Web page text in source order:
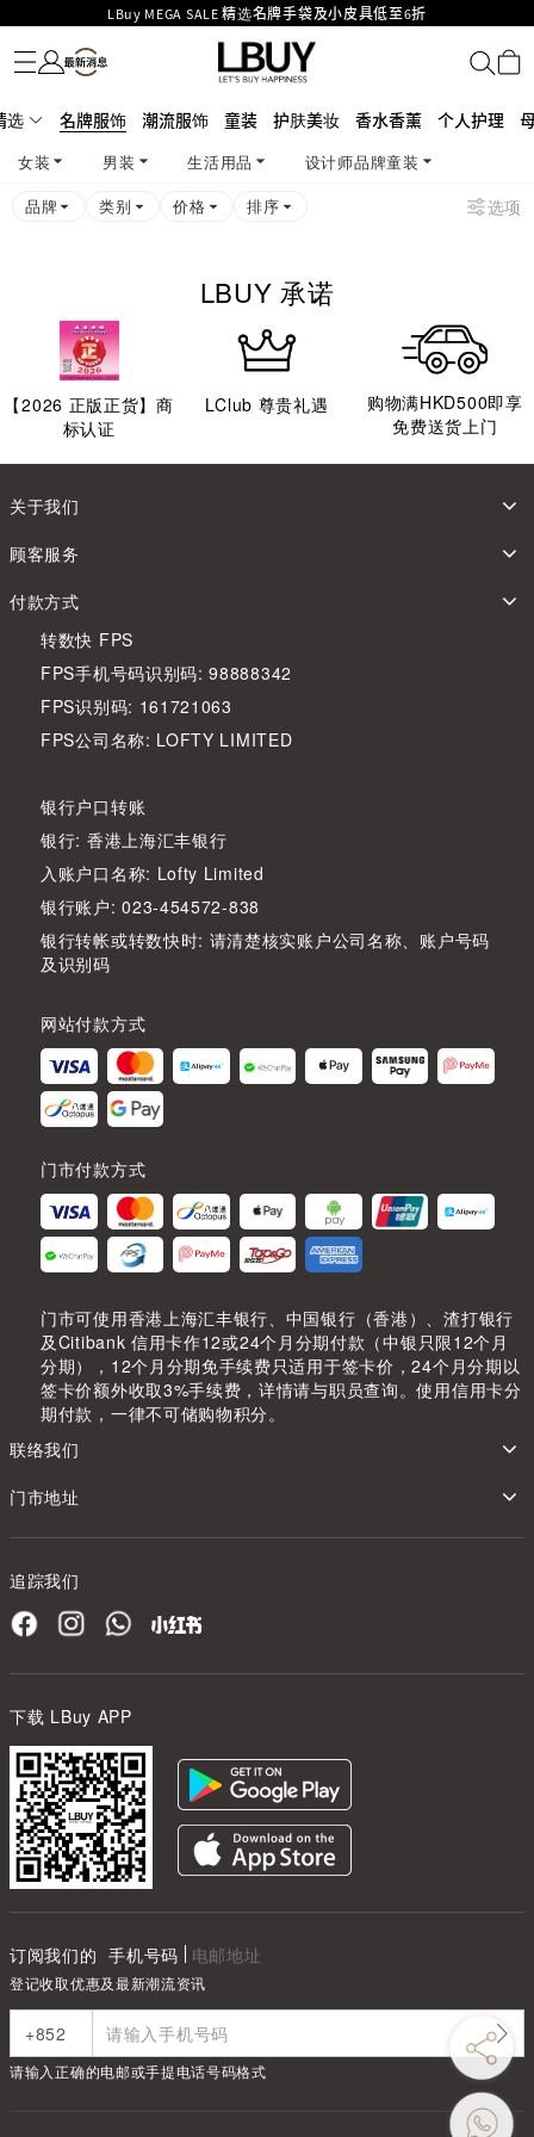
LBuy MEGA SALE 精选名牌手袋及小皮具低至6折
Goyard Hobo / Hobo Mini人气限量特别版限时原价低至75折!
LBuy呈献 - Hermès 及 Chanel 手袋及首饰低至6折，立即入手!
426号铺！
MOKO 1楼175号铺旗舰店特设名牌Hermès、CHANEL及LV专区！
购物满HKD500即享免运费！
LBuy获香港知识产权署颁发2026《正版正货承诺》商标
名牌服饰
潮流服饰
童装
护肤美妆
香水香薰
个人护理
母婴护理
游戏及精品玩具
文仪用品
家居生活
电子产品
美食
医药保健
运动与户外用品
选 名牌服饰 潮流服饰 童装 护肤美妆 香水香薰 个人护理
女装 男装 生活用品
设计师品牌童装
品牌
类别 价格 排序 选项
LBUY 承诺
【2026 正版正货】商
标认证
LClub 尊贵礼遇
购物满HKD500即享
免费送货上门
关于我们
顾客服务
付款方式
转数快 FPS
FPS手机号码识别码: 98888342
FPS识别码: 161721063
FPS公司名称: LOFTY LIMITED
银行户口转账
银行: 香港上海汇丰银行
入账户口名称: Lofty Limited
银行账户: 023-454572-838
银行转帐或转数快时: 请清楚核实账户公司名称、账户号码
及识别码
网站付款方式
门市付款方式
门市可使用香港上海汇丰银行、中国银行（香港）、渣打银行
及Citibank 信用卡作12或24个月分期付款（中银只限12个月
分期），12个月分期免手续费只适用于签卡价，24个月分期以
签卡价额外收取3%手续费，详情请与职员查询。使用信用卡分
期付款，一律不可储购物积分。
联络我们
门市地址
追踪我们
下载 LBuy APP
订阅我们的 手机号码 电邮地址
登记收取优惠及最新潮流资讯
请输入正确的电邮或手提电话号码格式